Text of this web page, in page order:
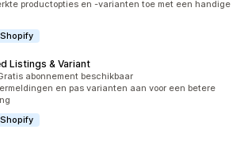
productopties en -varianten toe met een handige
Listings & Variant
in totaalabonnement beschikbaar
en pas varianten aan voor een betere